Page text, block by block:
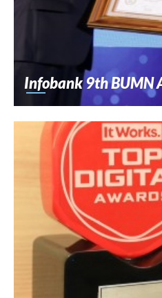
Infobank 9th BUMN